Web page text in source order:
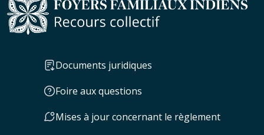
Documents juridiques
Foire aux questions
Mises à jour concernant le règlement